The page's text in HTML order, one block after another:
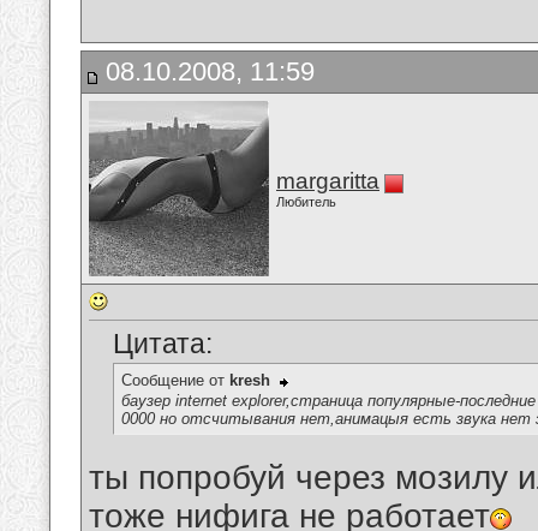
08.10.2008, 11:59
margaritta
Любитель
Цитата:
Сообщение от kresh
баузер internet explorer,страница популярные-
0000 но отсчитывания нет,анимацыя есть звука нет
ты попробуй через мозилу
тоже нифига не работает